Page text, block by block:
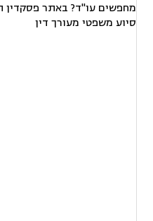
מחפשים עו"ד? באתר פסקדין
סיוע משפטי מעורך דין